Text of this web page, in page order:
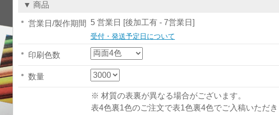
▼ 商品
営業日/製作期間 5 営業日 [後加工有 - 7営業日]
受付・発送予定日について
印刷色数
数量
※ 材質の表裏が異なる場合がございます。
表4色裏1色のご注文で表1色裏4色でご入稿いただ